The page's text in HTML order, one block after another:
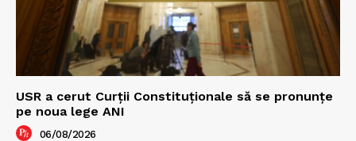
USR a cerut Curții Constituționale să se pronunțe
pe noua lege ANI
06/08/2026